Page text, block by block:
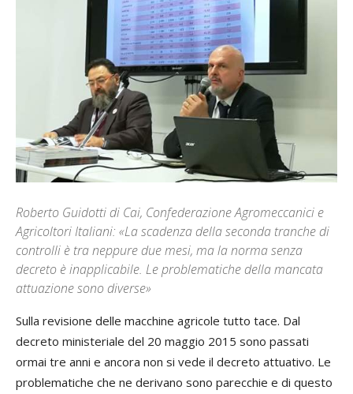
Roberto Guidotti di Cai, Confederazione Agromeccanici e
Agricoltori Italiani: «La scadenza della seconda tranche di
controlli è tra neppure due mesi, ma la norma senza
decreto è inapplicabile. Le problematiche della mancata
attuazione sono diverse»
Sulla revisione delle macchine agricole tutto tace. Dal
decreto ministeriale del 20 maggio 2015 sono passati
ormai tre anni e ancora non si vede il decreto attuativo. Le
problematiche che ne derivano sono parecchie e di questo